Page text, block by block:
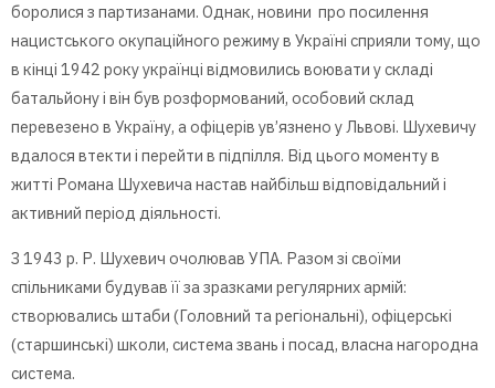
боролися з партизанами. Однак, новини про посилення
нацистського окупаційного режиму в Україні сприяли тому, що
в кінці 1942 року українці відмовились воювати у складі
батальйону і він був розформований, особовий склад
перевезено в Україну, а офіцерів ув’язнено у Львові. Шухевичу
вдалося втекти і перейти в підпілля. Від цього моменту в
житті Романа Шухевича настав найбільш відповідальний і
активний період діяльності.
З 1943 р. Р. Шухевич очолював УПА. Разом зі своїми
спільниками будував її за зразками регулярних армій:
створювались штаби (Головний та регіональні), офіцерські
(старшинські) школи, система звань і посад, власна нагородна
система.